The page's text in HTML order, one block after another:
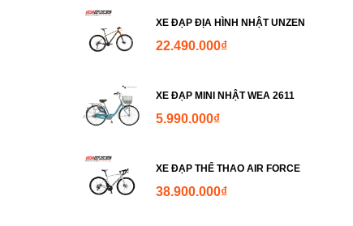
XE ĐẠP ĐỊA HÌNH NHẬT UNZEN
22.490.000₫
XE ĐẠP MINI NHẬT WEA 2611
5.990.000₫
XE ĐẠP THỂ THAO AIR FORCE
38.900.000₫